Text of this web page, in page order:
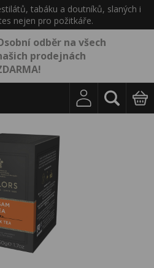
tabáku a doutníků, slaných i
nejen pro požitkáře.
odběr na všech
prodejnách